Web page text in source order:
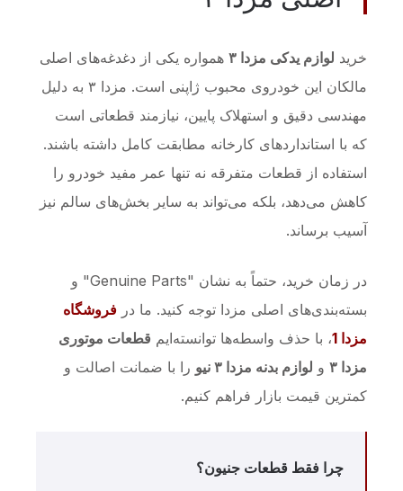
خرید لوازم یدکی مزدا ۳
همواره یکی از دغدغه‌های اصلی
مالکان این خودروی محبوب ژاپنی است. مزدا ۳ به دلیل
مهندسی دقیق و استهلاک پایین، نیازمند قطعاتی است
که با استانداردهای کارخانه مطابقت کامل داشته باشند.
استفاده از قطعات متفرقه نه تنها عمر مفید خودرو را
کاهش می‌دهد، بلکه می‌تواند به سایر بخش‌های سالم نیز
آسیب برساند.
در زمان خرید، حتماً به نشان "Genuine Parts" و
بسته‌بندی‌های اصلی مزدا توجه کنید. ما در فروشگاه
مزدا 1 ، با حذف واسطه‌ها توانسته‌ایم قطعات موتوری
مزدا ۳
و لوازم بدنه مزدا ۳ نیو
را با ضمانت اصالت و
کمترین قیمت بازار فراهم کنیم.
چرا فقط قطعات جنیون؟